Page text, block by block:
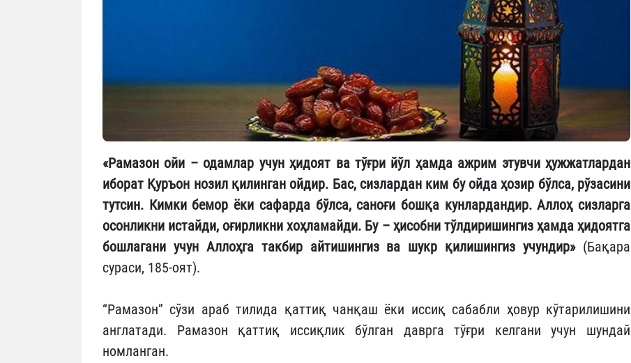
«Рамазон ойи – одамлар учун ҳидоят ва тўғри йўл ҳамда ажрим этувчи ҳужжатлардан
иборат Қуръон нозил қилинган ойдир. Бас, сизлардан ким бу ойда ҳозир бўлса, рўзасини
тутсин. Кимки бемор ёки сафарда бўлса, саноғи бошқа кунлардандир. Аллоҳ сизларга
осонликни истайди, оғирликни хоҳламайди. Бу – ҳисобни тўлдиришингиз ҳамда ҳидоятга
бошлагани учун Аллоҳга такбир айтишингиз ва шукр қилишингиз учундир»(Бақара
сураси, 185-оят).
“Рамазон” сўзи араб тилида қаттиқ чанқаш ёки иссиқ сабабли ҳовур кўтарилишини
англатади. Рамазон қаттиқ иссиқлик бўлган даврга тўғри келгани учун шундай
номланган.